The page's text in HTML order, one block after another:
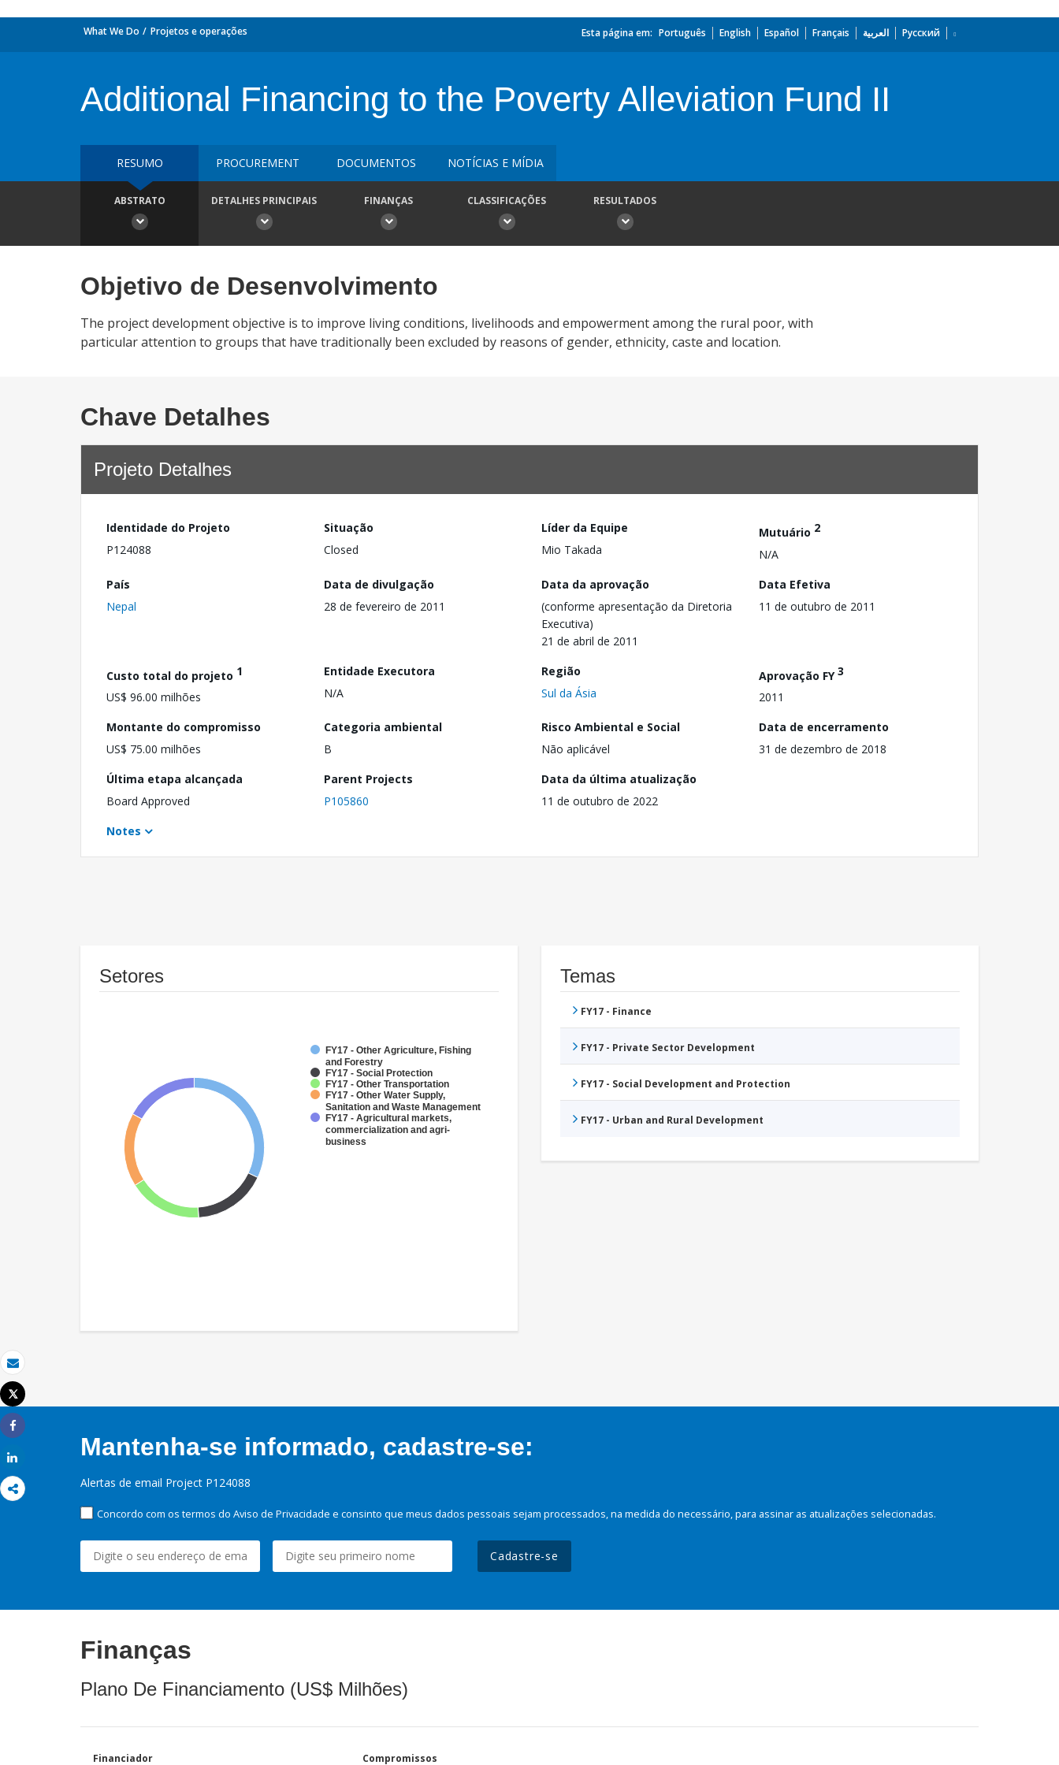
Email
Imprimir
Tweet
Share
What We Do Projetos e operações Esta página em: Português English Español Français العربية Русский
Additional Financing to the Poverty Alleviation Fund II
RESUMO PROCUREMENT DOCUMENTOS NOTÍCIAS E MÍDIA
ABSTRATO DETALHES PRINCIPAIS FINANÇAS CLASSIFICAÇÕES RESULTADOS
Objetivo de Desenvolvimento
The project development objective is to improve living conditions, livelihoods and empowerment among the rural poor, with
particular attention to groups that have traditionally been excluded by reasons of gender, ethnicity, caste and location.
Chave Detalhes
Projeto Detalhes
Identidade do Projeto
P124088
Situação
Closed
Líder da Equipe
Mio Takada
Mutuário 2
N/A
País
Nepal
Data de divulgação
28 de fevereiro de 2011
Data da aprovação
(conforme apresentação da Diretoria
Executiva)
21 de abril de 2011
Data Efetiva
11 de outubro de 2011
Custo total do projeto 1
US$ 96.00 milhões
Entidade Executora
N/A
Região
Sul da Ásia
Aprovação FY3
2011
Montante do compromisso
US$ 75.00 milhões
Categoria ambiental
B
Risco Ambiental e Social
Não aplicável
Data de encerramento
31 de dezembro de 2018
Última etapa alcançada
Board Approved
Parent Projects
P105860
Data da última atualização
11 de outubro de 2022
Notes
Setores
FY17 - Other Agriculture, Fishing
and Forestry
FY17 - Social Protection
FY17 - Other Transportation
FY17 - Other Water Supply,
Sanitation and Waste Management
FY17 - Agricultural markets,
commercialization and agri-
business
Temas
FY17 - Finance
FY17 - Private Sector Development
FY17 - Social Development and Protection
FY17 - Urban and Rural Development
Mantenha-se informado, cadastre-se:
Alertas de email Project P124088
Concordo com os termos do Aviso de Privacidade e consinto que meus dados pessoais sejam processados, na medida do necessário, para assinar as atualizações selecionadas.
Cadastre-se
Finanças
Plano De Financiamento (US$ Milhões)
Financiador Compromissos